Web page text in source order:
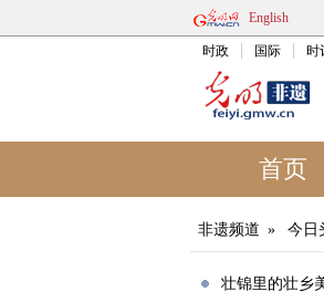
English
时政 国际 时
首页
非遗频道 » 今日
壮锦里的壮乡